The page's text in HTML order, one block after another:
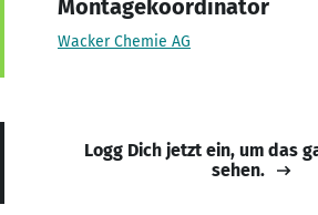
Montagekoordinator
Wacker Chemie AG
Logg Dich jetzt ein, um das
sehen.